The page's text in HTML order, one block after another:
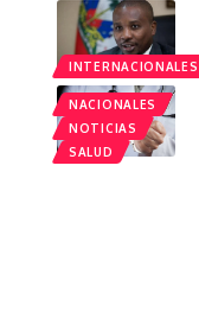
INTERNACIONALES
NACIONALES
NOTICIAS
SALUD